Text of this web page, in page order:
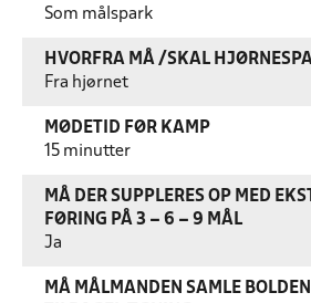
Som målspark
HVORFRA MÅ /SKAL
Fra hjørnet
MØDETID FØR KAMP
15 minutter
MÅ DER SUPPLERES OP MED
FØRING PÅ 3 – 6 – 9 MÅL
Ja
MÅ MÅLMANDEN SAMLE